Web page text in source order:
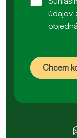
údajov
Chcem